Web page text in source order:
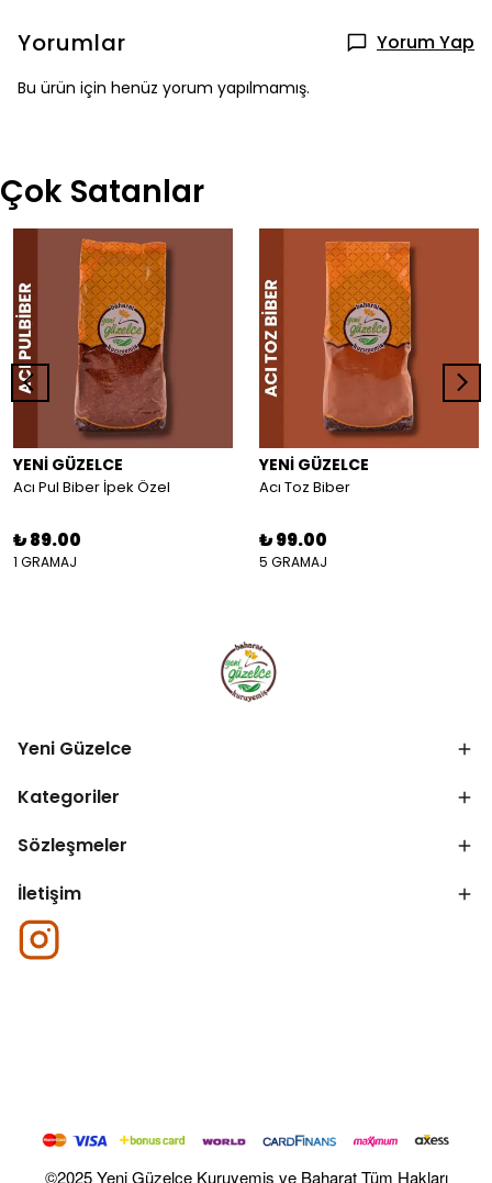
Yorumlar Yorum Yap
Bu ürün için henüz yorum yapılmamış.
Çok Satanlar
YENİ GÜZELCE
Acı Pul Biber İpek Özel
₺ 89.00
1 GRAMAJ
YENİ GÜZELCE
Acı Toz Biber
₺ 99.00
5 GRAMAJ
Yeni Güzelce
Kategoriler
Sözleşmeler
İletişim
©2025 Yeni Güzelce Kuruyemiş ve Baharat Tüm Hakları